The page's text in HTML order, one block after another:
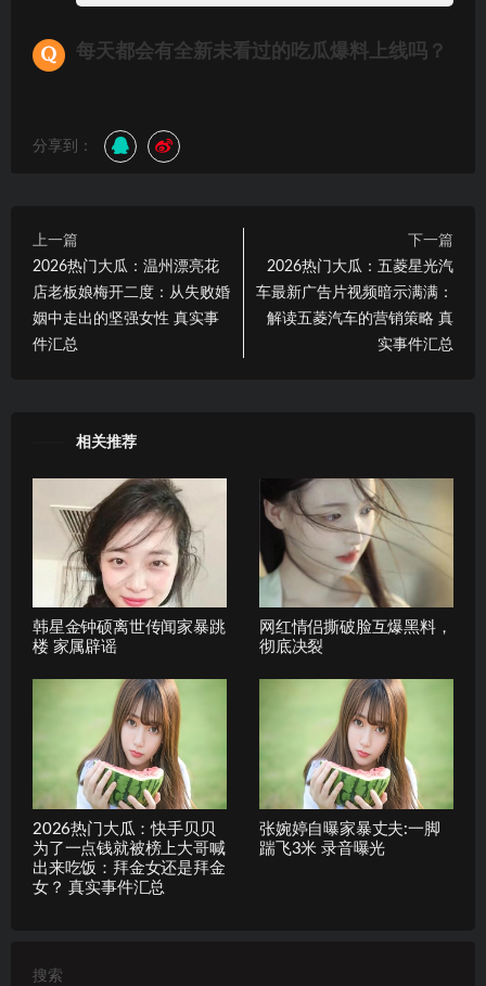
每天都会有全新未看过的吃瓜爆料上线吗？
分享到：
上一篇
2026热门大瓜：温州漂亮花
店老板娘梅开二度：从失败婚
姻中走出的坚强女性 真实事
件汇总
下一篇
2026热门大瓜：五菱星光汽
车最新广告片视频暗示满满：
解读五菱汽车的营销策略 真
实事件汇总
相关推荐
韩星金钟硕离世传闻家暴跳
楼 家属辟谣
网红情侣撕破脸互爆黑料，
彻底决裂
2026热门大瓜：快手贝贝
为了一点钱就被榜上大哥喊
出来吃饭：拜金女还是拜金
女？ 真实事件汇总
张婉婷自曝家暴丈夫:一脚
踹飞3米 录音曝光
搜索